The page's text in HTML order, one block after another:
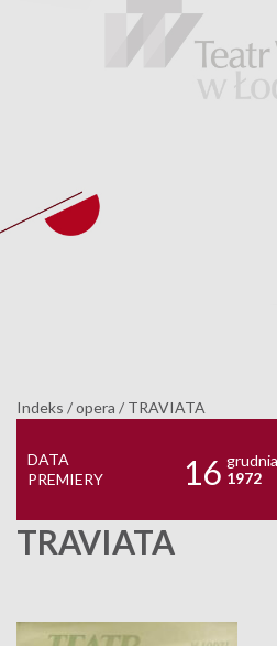
Indeks /opera / TRAVIATA
DATA
PREMIERY
16 grudnia
1972
TRAVIATA